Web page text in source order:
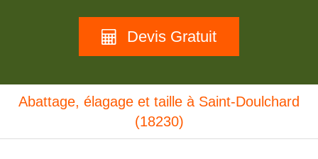
Devis Gratuit
Abattage, élagage et taille à Saint-Doulchard
(18230)